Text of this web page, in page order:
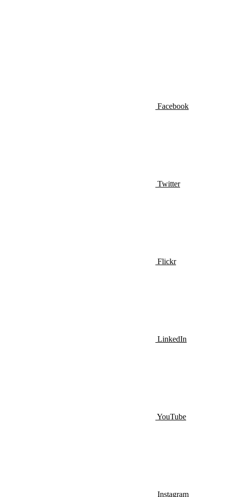
Facebook
Twitter
Flickr
LinkedIn
YouTube
Instagram